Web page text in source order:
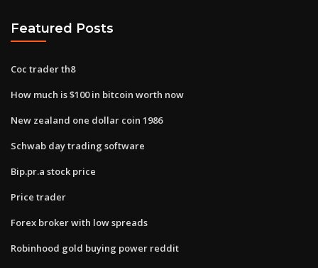
Featured Posts
Coc trader th8
How much is $100 in bitcoin worth now
New zealand one dollar coin 1986
Schwab day trading software
Bip.pr.a stock price
Price trader
Forex broker with low spreads
Robinhood gold buying power reddit